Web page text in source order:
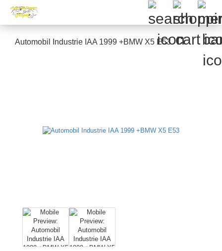
Automobil Industrie IAA 1999 +BMW X5 E53